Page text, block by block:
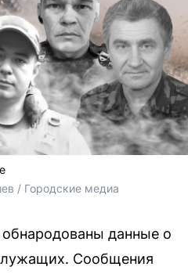
/ Городские медиа
данные о
Сообщения